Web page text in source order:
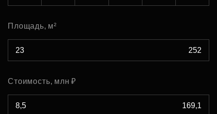
Площадь, м²
Стоимость, млн ₽